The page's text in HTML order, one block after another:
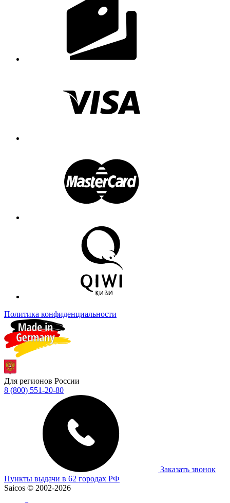
Политика конфиденциальности
Для регионов России
8 (800) 551-20-80
Заказать звонок
Пункты выдачи в 62 городах РФ
Saicos © 2002-2026